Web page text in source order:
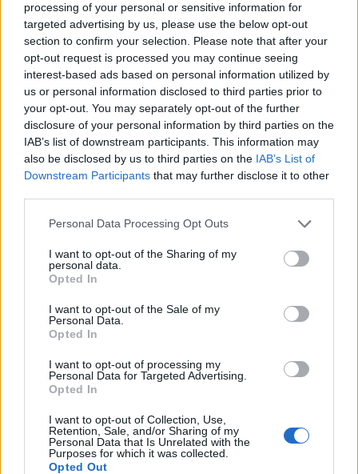
processing of your personal or sensitive information for
targeted advertising by us, please use the below opt-out
section to confirm your selection. Please note that after your
opt-out request is processed you may continue seeing
interest-based ads based on personal information utilized by
us or personal information disclosed to third parties prior to
your opt-out. You may separately opt-out of the further
disclosure of your personal information by third parties on the
IAB’s list of downstream participants. This information may
also be disclosed by us to third parties on the IAB’s List of
Downstream Participants that may further disclose it to other
Personal Data Processing Opt Outs
I want to opt-out of the Sharing of my
personal data.
Opted In
I want to opt-out of the Sale of my
Personal Data.
Opted In
I want to opt-out of processing my
Personal Data for Targeted Advertising.
Opted In
I want to opt-out of Collection, Use,
Retention, Sale, and/or Sharing of my
Personal Data that Is Unrelated with the
Purposes for which it was collected.
Opted Out
è invece Satriano, ex attaccante dell'Empoli, attualmente al
Getafe. In questo caso piuò entrare in trattativa con il club
spagnolo anche Oristanio come contropartita tecnica.
Movimenti anche sulle fasce: sondaggio per Vojvoda del Como
e contatti serrati per Thierry Correia, esterno classe '99 del
Valencia. Può arrivare poi anche Lorenzo Berardi, esterno
sinistro classe 2006 del Pescara
Capitolo uscite invece, è finito nel mirino del Viktoria Plzen
l'attaccante Daniel Fila, uno dei protagonisti della squadra di
Stroppa in Serie B con 4 gol in 27 partite in campionato
Fonte: gianlucadimarzio.com